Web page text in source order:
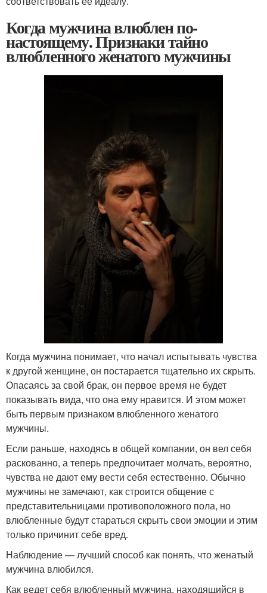
Когда мужчина влюблен по-
настоящему. Признаки тайно
влюбленного женатого мужчины
Когда мужчина понимает, что начал испытывать чувства
к другой женщине, он постарается тщательно их скрыть.
Опасаясь за свой брак, он первое время не будет
показывать вида, что она ему нравится. И этом может
быть первым признаком влюбленного женатого
мужчины.
Если раньше, находясь в общей компании, он вел себя
раскованно, а теперь предпочитает молчать, вероятно,
чувства не дают ему вести себя естественно. Обычно
мужчины не замечают, как строится общение с
представительницами противоположного пола, но
влюбленные будут стараться скрыть свои эмоции и этим
только причинит себе вред.
Наблюдение — лучший способ как понять, что женатый
мужчина влюбился.
Как ведет себя влюбленный мужчина, находящийся в